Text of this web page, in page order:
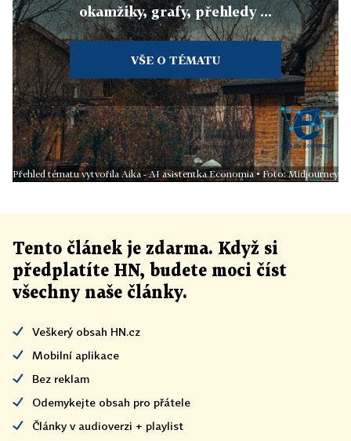
okamžiky, grafy, přehledy ...
VŠE O TÉMATU
Přehled tématu vytvořila Aika - AI asistentka Economia • Foto: Midjourney
Tento článek je zdarma. Když si
předplatíte HN, budete moci číst
všechny naše články.
Veškerý obsah HN.cz
Mobilní aplikace
Bez reklam
Odemykejte obsah pro přátele
Články v audioverzi + playlist